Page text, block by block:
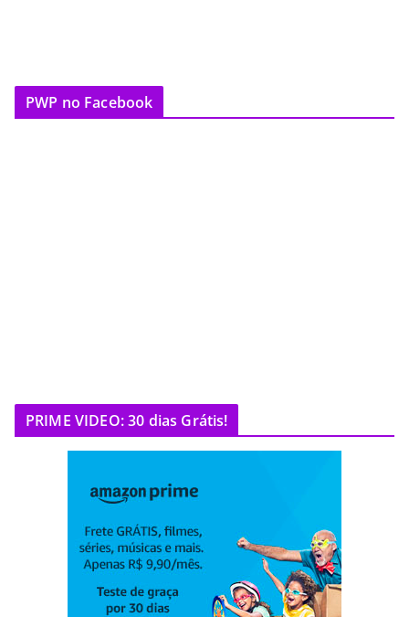
PWP no Facebook
PRIME VIDEO: 30 dias Grátis!